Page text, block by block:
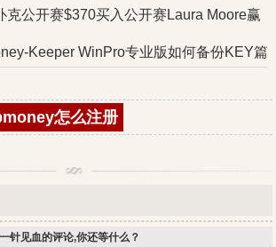
克公开赛$370买入公开赛Laura Moore赢
Keeper WinPro专业版如何备份KEY篇
怎么注册
针见血的评论,你还等什么？